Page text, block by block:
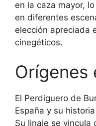
en la caza mayor,
en diferentes
elección apreciada
cinegéticos.
Orígenes
El Perdiguero de
España y su
Su linaje se vincula